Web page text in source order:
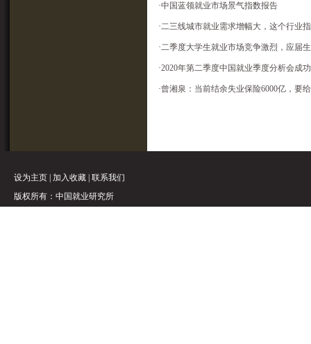
·中国蓝领就业市场景气指数报告
·二三线城市就业需求增幅大，这个行业
·二季度大学生就业市场竞争激烈，应届
·2020年第二季度中国就业季度分析会成
·曾湘泉：当前结余失业保险6000亿，要
设为主页 加入收藏 联系我们
版权所有：中国就业研究所